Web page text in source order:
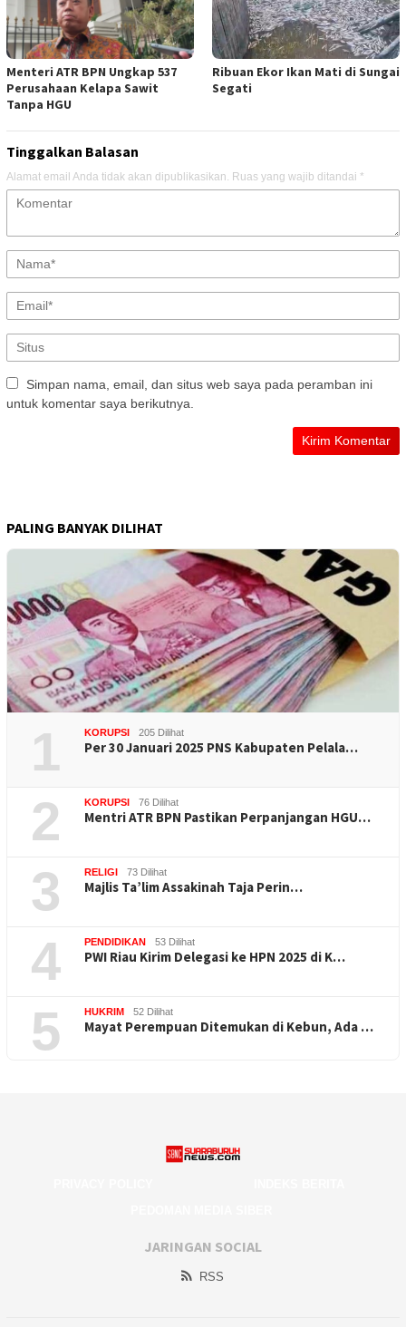
Menteri ATR BPN Ungkap 537
Perusahaan Kelapa Sawit
Tanpa HGU
Ribuan Ekor Ikan Mati di Sungai
Segati
Tinggalkan Balasan
Alamat email Anda tidak akan dipublikasikan. Ruas yang wajib ditandai *
Simpan nama, email, dan situs web saya pada peramban ini
untuk komentar saya berikutnya.
PALING BANYAK DILIHAT
1 KORUPSI 205 Dilihat
Per 30 Januari 2025 PNS Kabupaten Pelala…
2 KORUPSI 76 Dilihat
Mentri ATR BPN Pastikan Perpanjangan HGU…
3 RELIGI 73 Dilihat
Majlis Ta’lim Assakinah Taja Perin…
4 PENDIDIKAN 53 Dilihat
PWI Riau Kirim Delegasi ke HPN 2025 di K…
5 HUKRIM 52 Dilihat
Mayat Perempuan Ditemukan di Kebun, Ada …
JARINGAN SOCIAL
RSS